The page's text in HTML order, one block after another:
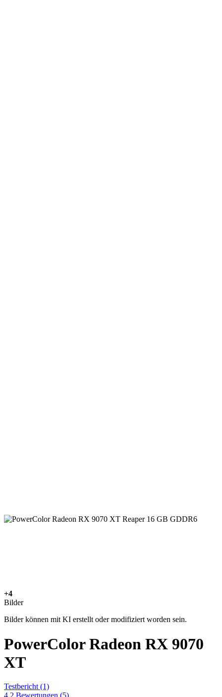
+4
Bilder
Bilder können mit KI erstellt oder modifiziert worden sein.
PowerColor Radeon RX 9070
XT
Testbericht (1)